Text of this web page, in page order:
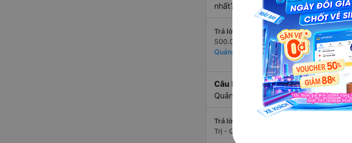
nhất?
Trả lời:
Hãng xe Giường nằm đôi đi Quy
500.000 đồng của nhà xe Tân Quang
Quảng Trị
Câu hỏi:
Có bao nhiêu nhà xe có
Quảng Trị hiện nay?
Trả lời:
Tính tới thời điểm hiện nay thì có
Trị - Quy Nhơn - Bình Định hiện nay